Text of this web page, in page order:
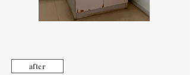
after